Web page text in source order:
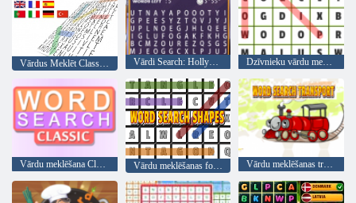
Vārdus Meklēt Classic Edition Vārdi Search: Hollywood Search Dzīvnieku vārdu meklēšana
Vārdu meklēšana Classic Vārdu meklēšanas formas Vārdu meklēšanas transports